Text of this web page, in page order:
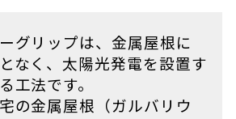
グリップは、金属屋根に
なく、太陽光発電を設置す
工法です。
の金属屋根（ガルバリウ